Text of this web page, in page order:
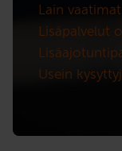
Lain
Lisäpalvelut
Usein